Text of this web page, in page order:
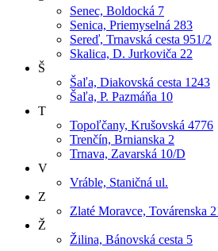
Senec, Boldocká 7
Senica, Priemyselná 283
Sereď, Trnavská cesta 951/2
Skalica, D. Jurkoviča 22
Š
Šaľa, Diakovská cesta 1243
Šaľa, P. Pazmáňa 10
T
Topoľčany, Krušovská 4776
Trenčín, Brnianska 2
Trnava, Zavarská 10/D
V
Vráble, Staničná ul.
Z
Zlaté Moravce, Továrenska
Ž
Žilina, Bánovská cesta 5